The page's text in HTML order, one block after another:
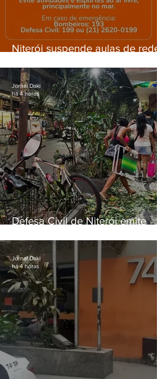
Niterói suspende aulas de rede
ventos fortes nesta sexta (7)
Defesa Civil de Niterói emite
sexta-feira (07)
Jornal Daki
há 4 horas
Jornal Daki
há 4 horas